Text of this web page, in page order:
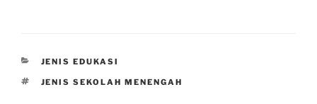
CATEGORIES
JENIS EDUKASI
TAGS
JENIS SEKOLAH MENENGAH